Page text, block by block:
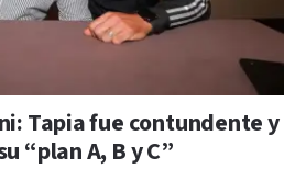
Tapia fue contundente y
“plan A, B y C”